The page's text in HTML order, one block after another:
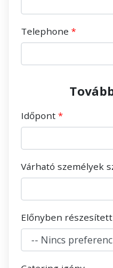
Telephone
Időpont
Várható személyek
Előnyben